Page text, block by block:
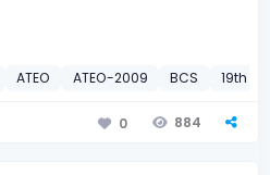
ATEO ATEO-2009 BCS 19th
0 884